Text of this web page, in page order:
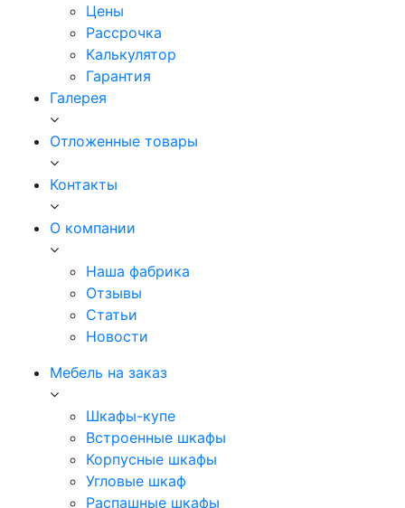
Цены
Рассрочка
Калькулятор
Гарантия
Галерея
Отложенные товары
Контакты
О компании
Наша фабрика
Отзывы
Статьи
Новости
Мебель на заказ
Шкафы-купе
Встроенные шкафы
Корпусные шкафы
Угловые шкаф
Распашные шкафы